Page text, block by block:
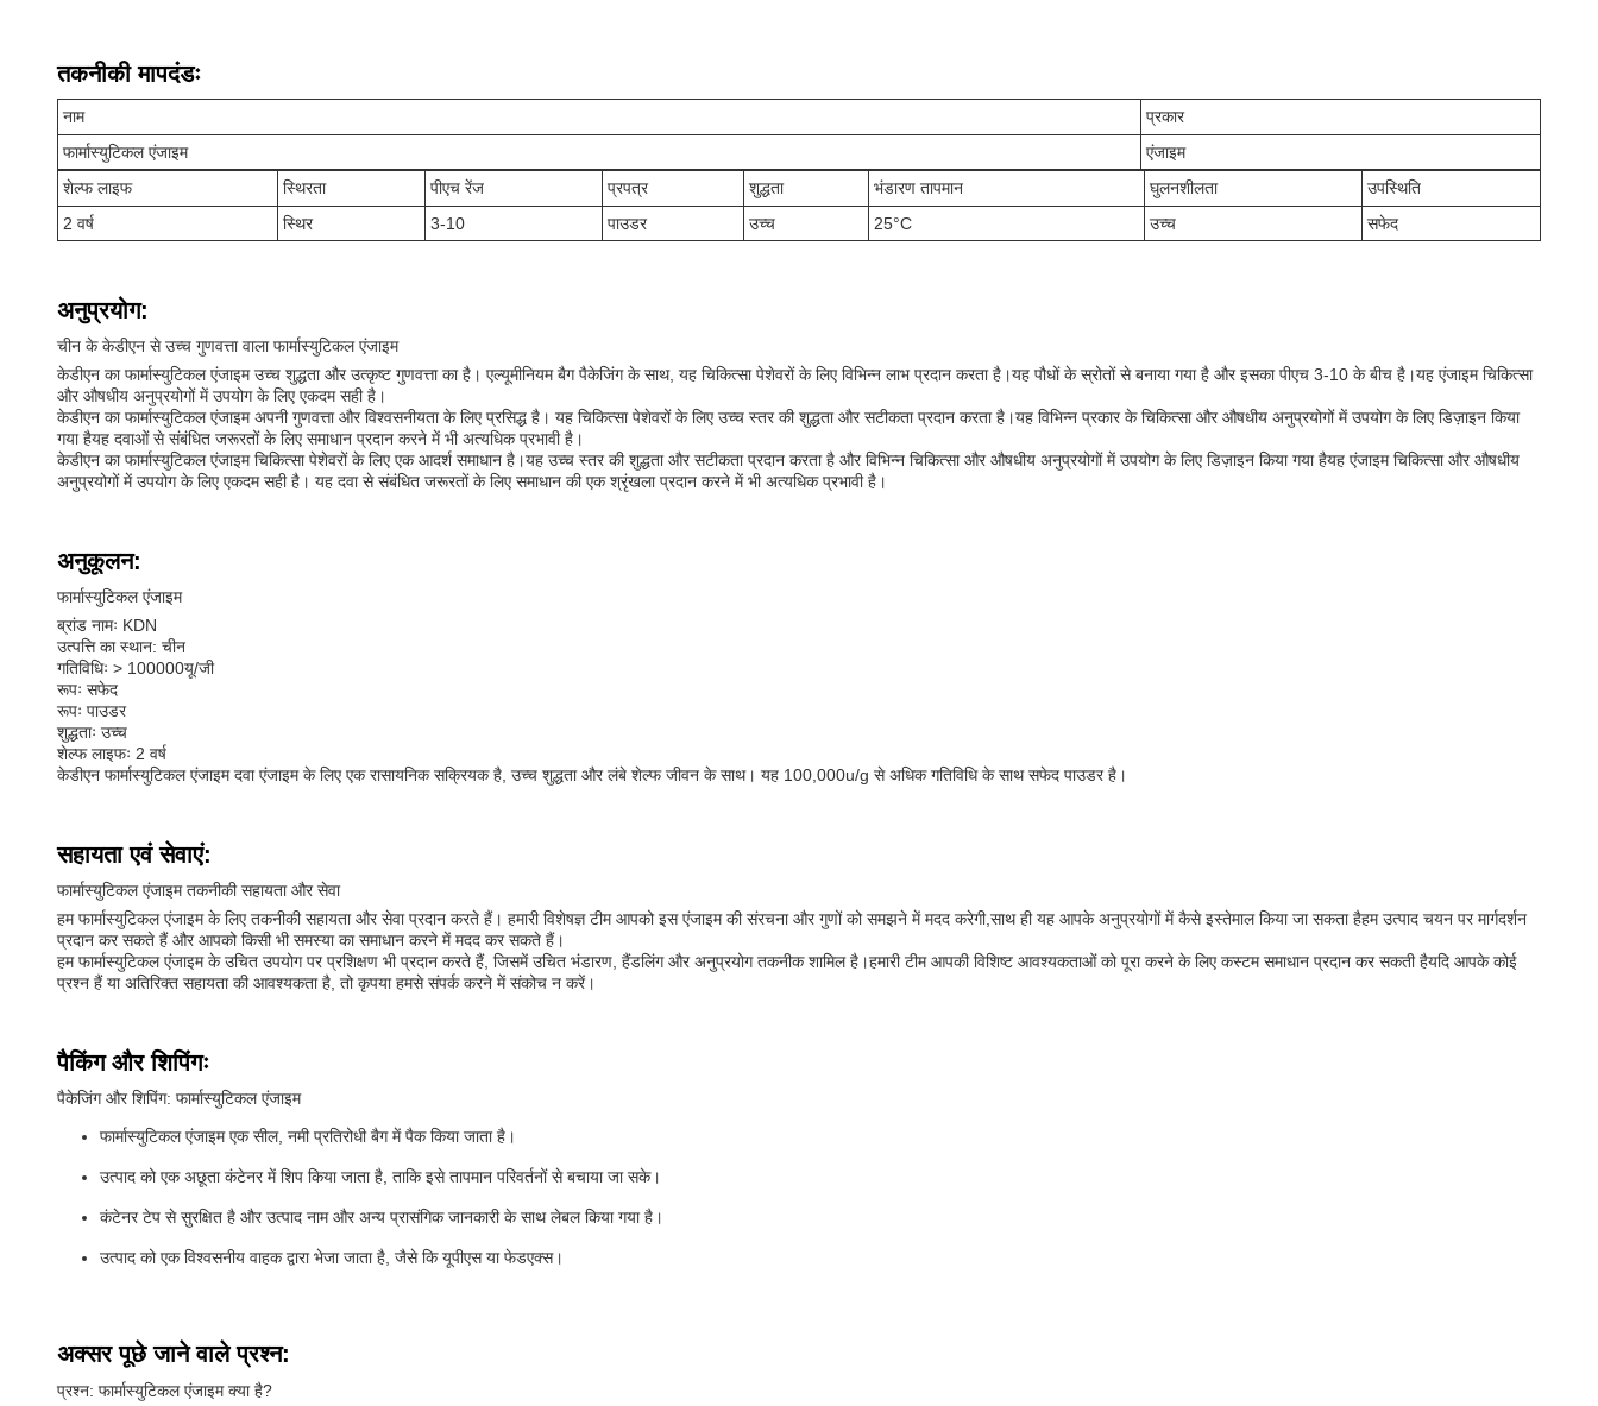
तकनीकी मापदंडः
नाम
प्रकार
फार्मास्युटिकल एंजाइम
एंजाइम
शेल्फ लाइफ
स्थिरता पीएच रेंज प्रपत्र शुद्धता भंडारण तापमान घुलनशीलता
उपस्थिति
2 वर्ष
स्थिर 3-10 पाउडर उच्च 25°C उच्च सफेद
अनुप्रयोग:
चीन के केडीएन से उच्च गुणवत्ता वाला फार्मास्युटिकल एंजाइम
केडीएन का फार्मास्युटिकल एंजाइम उच्च शुद्धता और उत्कृष्ट गुणवत्ता का है। एल्यूमीनियम बैग पैकेजिंग के साथ, यह चिकित्सा पेशेवरों के लिए विभिन्न लाभ प्रदान करता है।यह पौधों के स्रोतों से बनाया गया है और इसका पीएच 3-10 के बीच है।यह एंजाइम चिकित्सा
और औषधीय अनुप्रयोगों में उपयोग के लिए एकदम सही है।
केडीएन का फार्मास्युटिकल एंजाइम अपनी गुणवत्ता और विश्वसनीयता के लिए प्रसिद्ध है। यह चिकित्सा पेशेवरों के लिए उच्च स्तर की शुद्धता और सटीकता प्रदान करता है।यह विभिन्न प्रकार के चिकित्सा और औषधीय अनुप्रयोगों में उपयोग के लिए डिज़ाइन किया
गया हैयह दवाओं से संबंधित जरूरतों के लिए समाधान प्रदान करने में भी अत्यधिक प्रभावी है।
केडीएन का फार्मास्युटिकल एंजाइम चिकित्सा पेशेवरों के लिए एक आदर्श समाधान है।यह उच्च स्तर की शुद्धता और सटीकता प्रदान करता है और विभिन्न चिकित्सा और औषधीय अनुप्रयोगों में उपयोग के लिए डिज़ाइन किया गया हैयह एंजाइम चिकित्सा और औषधीय
अनुप्रयोगों में उपयोग के लिए एकदम सही है। यह दवा से संबंधित जरूरतों के लिए समाधान की एक श्रृंखला प्रदान करने में भी अत्यधिक प्रभावी है।
अनुकूलन:
फार्मास्युटिकल एंजाइम
ब्रांड नामः KDN
उत्पत्ति का स्थान: चीन
गतिविधिः > 100000यू/जी
रूपः सफेद
रूपः पाउडर
शुद्धताः उच्च
शेल्फ लाइफः 2 वर्ष
केडीएन फार्मास्युटिकल एंजाइम दवा एंजाइम के लिए एक रासायनिक सक्रियक है, उच्च शुद्धता और लंबे शेल्फ जीवन के साथ। यह 100,000u/g से अधिक गतिविधि के साथ सफेद पाउडर है।
सहायता एवं सेवाएं:
फार्मास्युटिकल एंजाइम तकनीकी सहायता और सेवा
हम फार्मास्युटिकल एंजाइम के लिए तकनीकी सहायता और सेवा प्रदान करते हैं। हमारी विशेषज्ञ टीम आपको इस एंजाइम की संरचना और गुणों को समझने में मदद करेगी,साथ ही यह आपके अनुप्रयोगों में कैसे इस्तेमाल किया जा सकता हैहम उत्पाद चयन पर मार्गदर्शन
प्रदान कर सकते हैं और आपको किसी भी समस्या का समाधान करने में मदद कर सकते हैं।
हम फार्मास्युटिकल एंजाइम के उचित उपयोग पर प्रशिक्षण भी प्रदान करते हैं, जिसमें उचित भंडारण, हैंडलिंग और अनुप्रयोग तकनीक शामिल है।हमारी टीम आपकी विशिष्ट आवश्यकताओं को पूरा करने के लिए कस्टम समाधान प्रदान कर सकती हैयदि आपके कोई
प्रश्न हैं या अतिरिक्त सहायता की आवश्यकता है, तो कृपया हमसे संपर्क करने में संकोच न करें।
पैकिंग और शिपिंगः
पैकेजिंग और शिपिंग: फार्मास्युटिकल एंजाइम
फार्मास्युटिकल एंजाइम एक सील, नमी प्रतिरोधी बैग में पैक किया जाता है।
उत्पाद को एक अछूता कंटेनर में शिप किया जाता है, ताकि इसे तापमान परिवर्तनों से बचाया जा सके।
कंटेनर टेप से सुरक्षित है और उत्पाद नाम और अन्य प्रासंगिक जानकारी के साथ लेबल किया गया है।
उत्पाद को एक विश्वसनीय वाहक द्वारा भेजा जाता है, जैसे कि यूपीएस या फेडएक्स।
अक्सर पूछे जाने वाले प्रश्न:
प्रश्न: फार्मास्युटिकल एंजाइम क्या है?